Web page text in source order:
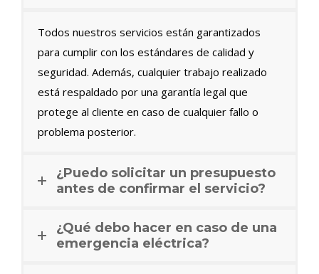
Todos nuestros servicios están garantizados
para cumplir con los estándares de calidad y
seguridad. Además, cualquier trabajo realizado
está respaldado por una garantía legal que
protege al cliente en caso de cualquier fallo o
problema posterior.
¿Puedo solicitar un presupuesto
antes de confirmar el servicio?
¿Qué debo hacer en caso de una
emergencia eléctrica?